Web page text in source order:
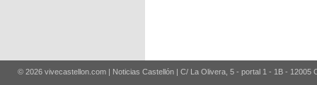
© 2026 vivecastellon.com | Noticias Castellón | C/ La Olivera, 5 - portal 1 - 1B - 12005